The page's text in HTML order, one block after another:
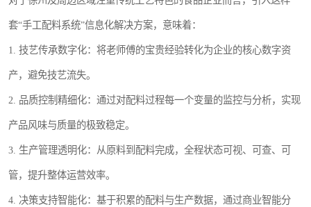
套“手工配料系统”信息化解决方案，意味着：
1. 技艺传承数字化：将老师傅的宝贵经验转化为企业的核心数字资
产，避免技艺流失。
2. 品质控制精细化：通过对配料过程每一个变量的监控与分析，实现
产品风味与质量的极致稳定。
3. 生产管理透明化：从原料到配料完成，全程状态可视、可查、可
管，提升整体运营效率。
4. 决策支持智能化：基于积累的配料与生产数据，通过商业智能分